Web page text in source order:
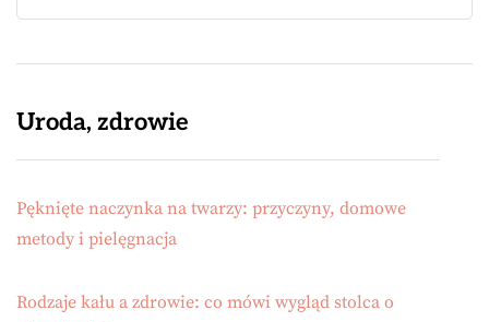
Uroda, zdrowie
Pęknięte naczynka na twarzy: przyczyny, domowe
metody i pielęgnacja
Rodzaje kału a zdrowie: co mówi wygląd stolca o